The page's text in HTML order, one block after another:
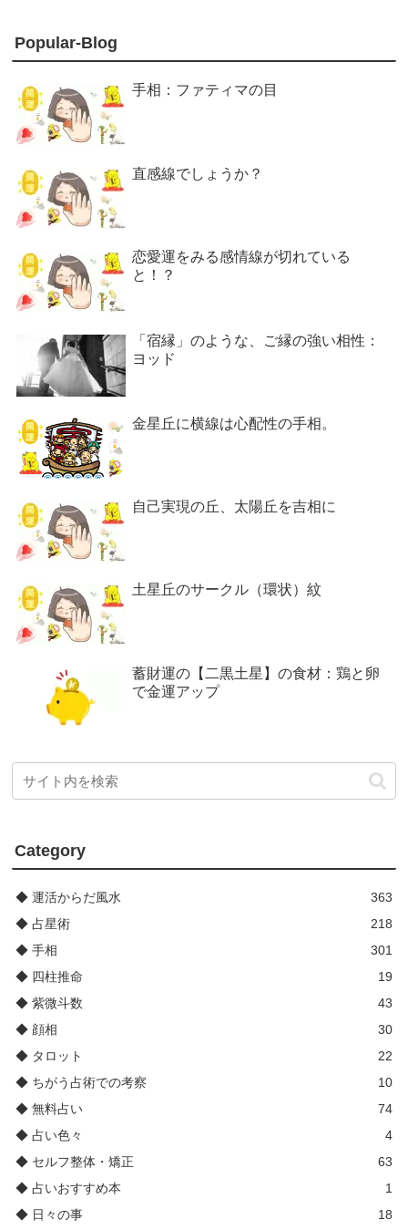
Popular-Blog
手相：ファティマの目
直感線でしょうか？
恋愛運をみる感情線が切れている
と！？
「宿縁」のような、ご縁の強い相性：
ヨッド
金星丘に横線は心配性の手相。
自己実現の丘、太陽丘を吉相に
土星丘のサークル（環状）紋
蓄財運の【二黒土星】の食材：鶏と卵
で金運アップ
Category
◆ 運活からだ風水
363
◆ 占星術
218
◆ 手相
301
◆ 四柱推命
19
◆ 紫微斗数
43
◆ 顔相
30
◆ タロット
22
◆ ちがう占術での考察
10
◆ 無料占い
74
◆ 占い色々
4
◆ セルフ整体・矯正
63
◆ 占いおすすめ本
1
◆ 日々の事
18